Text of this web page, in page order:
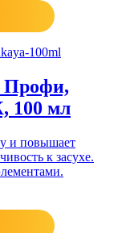
Профи,
100 мл
и повышает
к засухе.